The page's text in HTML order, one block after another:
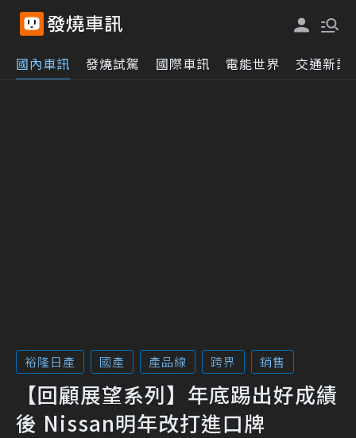
國內車訊 發燒試駕 國際車訊 電能世界 交通新訊
裕隆日產 國產 產品線 跨界 銷售
【回顧展望系列】年底踢出好成績
後 Nissan明年改打進口牌